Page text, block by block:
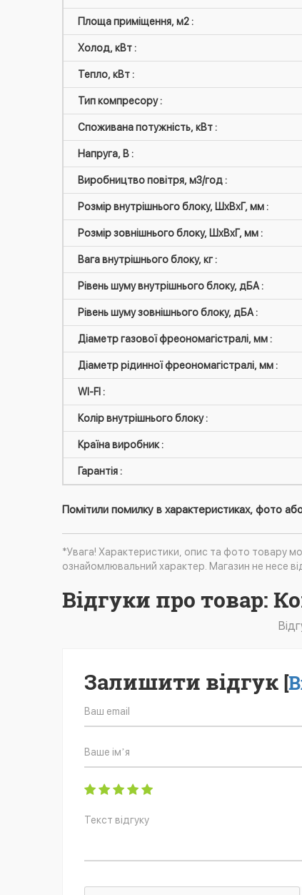
Площа приміщення, м2 :
Холод, кВт :
Тепло, кВт :
Тип компресору :
Споживана потужність, кВт :
Напруга, В :
Виробництво повітря, м3/год :
Розмір внутрішнього блоку, ШxВxГ, мм :
Розмір зовнішнього блоку, ШxВxГ, мм :
Вага внутрішнього блоку, кг :
Рівень шуму внутрішнього блоку, дБА :
Рівень шуму зовнішнього блоку, дБА :
Діаметр газової фреономагістралі, мм :
Діаметр рідинної фреономагістралі, мм :
WI-FI :
Колір внутрішнього блоку :
Країна виробник :
Гарантія :
Помітили помилку в характеристиках, фото
*Увага! Характеристики, опис та фото товару
ознайомлювальний характер. Магазин не несе
Відгуки про товар:
Залишити відгук [